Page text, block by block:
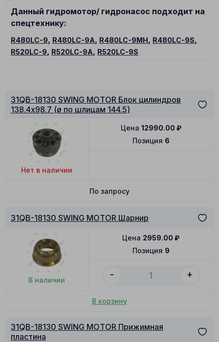
Данный гидромотор/ гидронасос подходит на
спецтехнику:
R480LC-9, R480LC-9A, R480LC-9MH, R480LC-9S,
R520LC-9, R520LC-9A, R520LC-9S
31QB-18130 SWING MOTOR Блок цилиндров
138.4x98.7 (ø по шлицам 144.5)
Нет в наличии
Позиция 6
Цена 12990.00 ₽
По запросу
31QB-18130 SWING MOTOR Шарнир
В наличии
Позиция 9
Цена 2959.00 ₽
- +
В корзину
31QB-18130 SWING MOTOR Прижимная
пластина